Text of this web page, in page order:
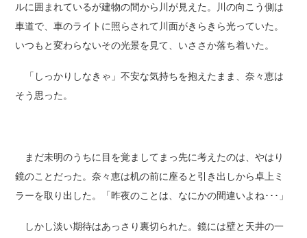
ルに囲まれているが建物の間から川が見えた。川の向こう側は
車道で、車のライトに照らされて川面がきらきら光っていた。
いつもと変わらないその光景を見て、いささか落ち着いた。
「しっかりしなきゃ」不安な気持ちを抱えたまま、奈々恵は
そう思った。
まだ未明のうちに目を覚ましてまっ先に考えたのは、やはり
鏡のことだった。奈々恵は机の前に座ると引き出しから卓上ミ
ラーを取り出した。「昨夜のことは、なにかの間違いよね･･･」
しかし淡い期待はあっさり裏切られた。鏡には壁と天井の一